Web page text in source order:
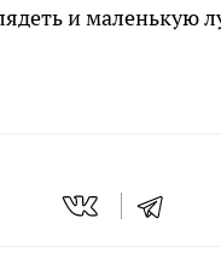
и маленькую